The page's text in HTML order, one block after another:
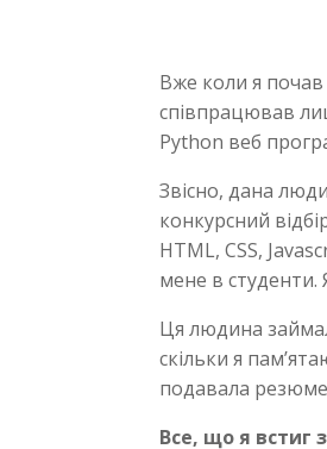
Вже коли я
співпрацював
Python веб
Звісно, дана
конкурсний
HTML, CSS,
мене в
Ця людина
скільки я
подавала резюме
Все, що я встиг